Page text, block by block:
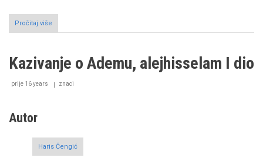
Pročitaj više
Kazivanje
alejhisselam
dio
Kazivanje o Ademu, alejhisselam I dio
prije 16 years znaci
Autor
Haris Čengić